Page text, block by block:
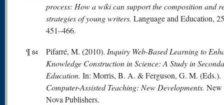
process: How a wiki can support the composition and
strategies of young writers. Language and Education,
451–466.
¶ 84 Pifarré, M. (2010). Inquiry Web-Based Learning to
Knowledge Construction in Science: A Study in
Education. In: Morris, B. A. & Ferguson, G. M. (Eds.).
Computer-Assisted Teaching: New Developments. New
Nova Publishers.